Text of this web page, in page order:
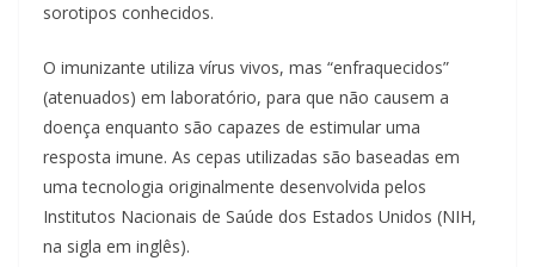
sorotipos conhecidos.
O imunizante utiliza vírus vivos, mas “enfraquecidos”
(atenuados) em laboratório, para que não causem a
doença enquanto são capazes de estimular uma
resposta imune. As cepas utilizadas são baseadas em
uma tecnologia originalmente desenvolvida pelos
Institutos Nacionais de Saúde dos Estados Unidos (NIH,
na sigla em inglês).